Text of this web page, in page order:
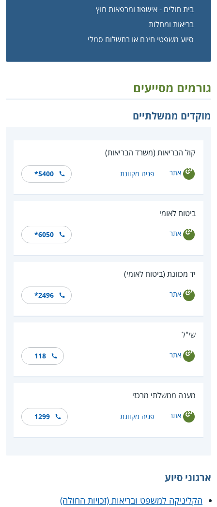
בית חולים - אישפוז ומרפאות חוץ
בריאות ומחלות
סיוע משפטי חינם או בתשלום סמלי
גורמים מסייעים
מוקדים ממשלתיים
קול הבריאות (משרד הבריאות)
אתר פניה מקוונת *5400
ביטוח לאומי
אתר *6050
יד מכוונת (ביטוח לאומי)
אתר *2496
שי"ל
אתר 118
מענה ממשלתי מרכזי
אתר פניה מקוונת 1299
ארגוני סיוע
הקליניקה למשפט ובריאות (זכויות החולה)